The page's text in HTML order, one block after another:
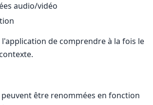
audio/vidéo
l'application de comprendre à la fois le
peuvent être renommées en fonction